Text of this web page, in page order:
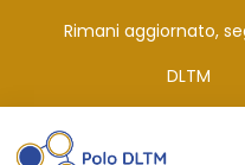
Rimani aggiornato,
DLTM